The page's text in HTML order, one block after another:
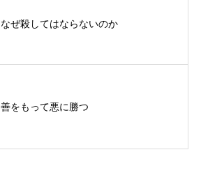
なぜ殺してはならないのか
善をもって悪に勝つ